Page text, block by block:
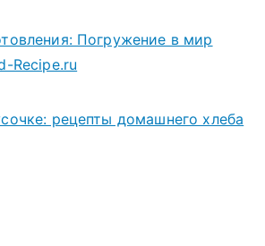
Погружение в мир
Recipe.ru
рецепты домашнего хлеба